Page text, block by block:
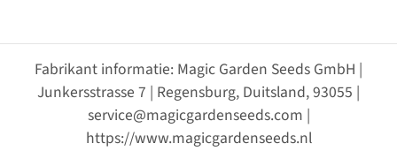
Fabrikant informatie: Magic Garden Seeds GmbH |
Junkersstrasse 7 | Regensburg, Duitsland, 93055 |
service@magicgardenseeds.com |
https://www.magicgardenseeds.nl